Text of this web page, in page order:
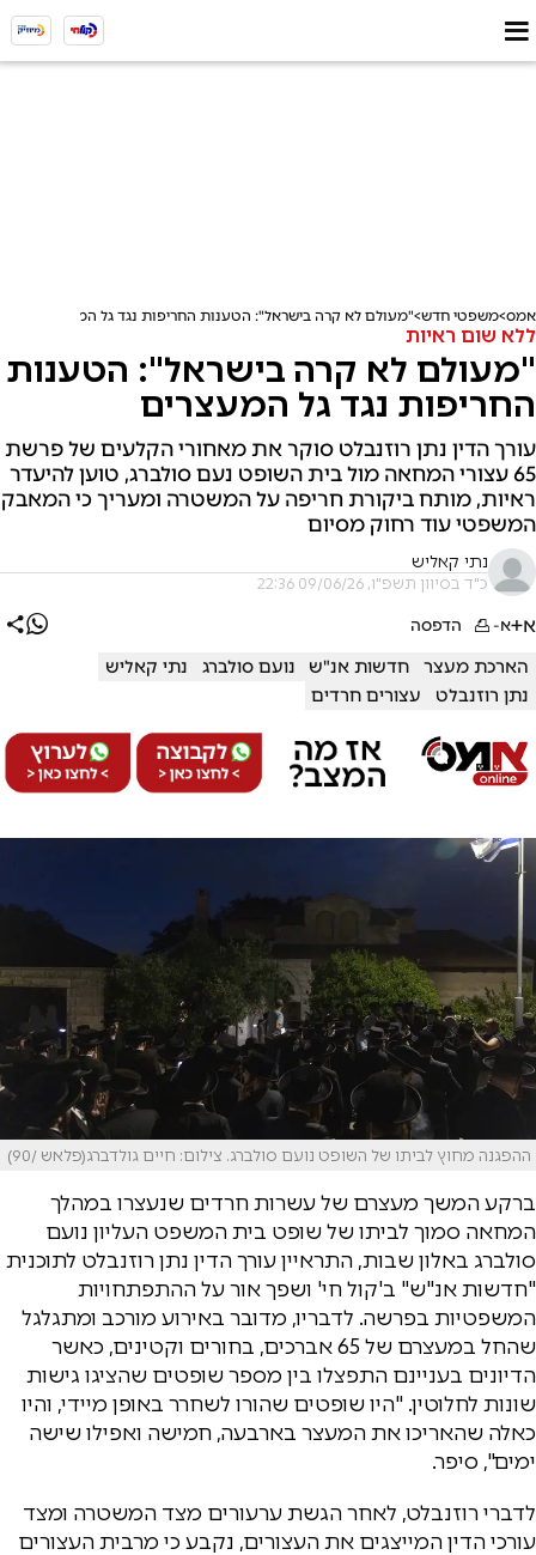
אמס משפטי חדש "מעולם לא קרה בישראל": הטענות החריפות נגד גל המעצרים
ללא שום ראיות
"מעולם לא קרה בישראל": הטענות
החריפות נגד גל המעצרים
עורך הדין נתן רוזנבלט סוקר את מאחורי הקלעים של פרשת
65 עצורי המחאה מול בית השופט נעם סולברג, טוען להיעדר
ראיות, מותח ביקורת חריפה על המשטרה ומעריך כי המאבק
המשפטי עוד רחוק מסיום
נתי קאליש
כ"ד בסיוון תשפ"ו, 09/06/26 22:36
א+א- הדפסה
הארכת מעצר חדשות אנ"ש נועם סולברג
נתי קאליש
נתן רוזנבלט
עצורים חרדים
ההפגנה מחוץ לביתו של השופט נועם סולברג. צילום: חיים גולדברג(פלאש /90)
ברקע המשך מעצרם של עשרות חרדים שנעצרו במהלך
המחאה סמוך לביתו של שופט בית המשפט העליון נועם
סולברג באלון שבות, התראיין עורך הדין נתן רוזנבלט לתוכנית
"חדשות אנ"ש" ב'קול חי' ושפך אור על ההתפתחויות
המשפטיות בפרשה. לדבריו, מדובר באירוע מורכב ומתגלגל
שהחל במעצרם של 65 אברכים, בחורים וקטינים, כאשר
הדיונים בעניינם התפצלו בין מספר שופטים שהציגו גישות
שונות לחלוטין. "היו שופטים שהורו לשחרר באופן מיידי, והיו
כאלה שהאריכו את המעצר בארבעה, חמישה ואפילו שישה
ימים", סיפר.
לדברי רוזנבלט, לאחר הגשת ערעורים מצד המשטרה ומצד
עורכי הדין המייצגים את העצורים, נקבע כי מרבית העצורים